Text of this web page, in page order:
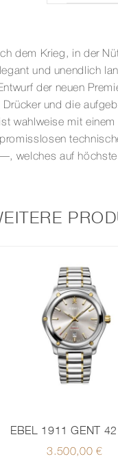
dem Krieg, in der
und unendlich
der neuen
und die
wahlweise mit
welches auf
EBEL 1911 GENT
3.500,00€